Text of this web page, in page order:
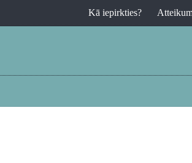
Kā iepirkties?